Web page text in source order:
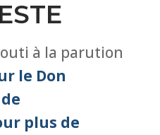
à la parution
le Don
plus de